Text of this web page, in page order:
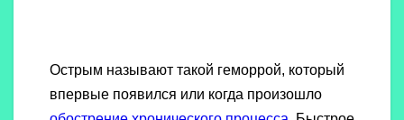
Острым называют такой геморрой, который
впервые появился или когда произошло